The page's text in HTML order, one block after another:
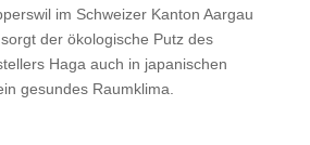
im Schweizer Kanton Aargau
der ökologische Putz des
Haga auch in japanischen
gesundes Raumklima.